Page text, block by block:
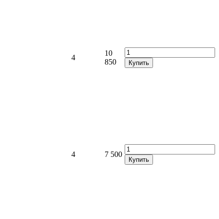
4
10
850
Купить
4 7 500
Купить